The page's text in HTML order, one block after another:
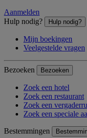
Aanmelden
Hulp nodig?
Hulp nodig?
Mijn boekingen
Veelgestelde vragen
Bezoeken Bezoeken
Zoek een hotel
Zoek een restaurant
Zoek een
Zoek een speciale
Bestemmingen